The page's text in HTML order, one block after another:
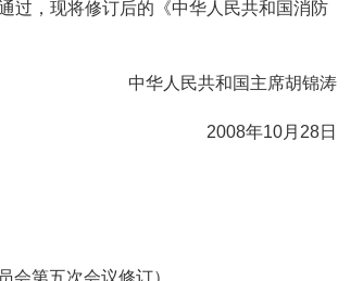
过，现将修订后的《中华人民共和国消防
中华人民共和国主席胡锦涛
2008年10月28日